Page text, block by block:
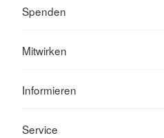
Spenden
Mitwirken
Informieren
Service